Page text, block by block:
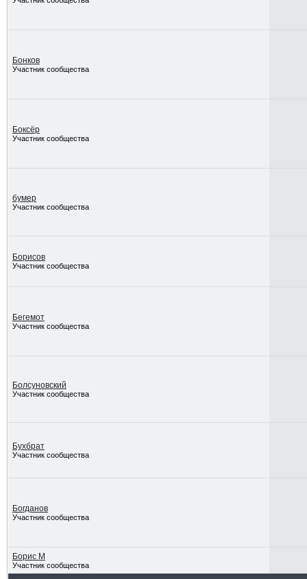
Бонков
Участник сообщества
Боксёр
Участник сообщества
бумер
Участник сообщества
Борисов
Участник сообщества
Бегемот
Участник сообщества
Болсуновский
Участник сообщества
Бухбрат
Участник сообщества
Богданов
Участник сообщества
Борис М
Участник сообщества